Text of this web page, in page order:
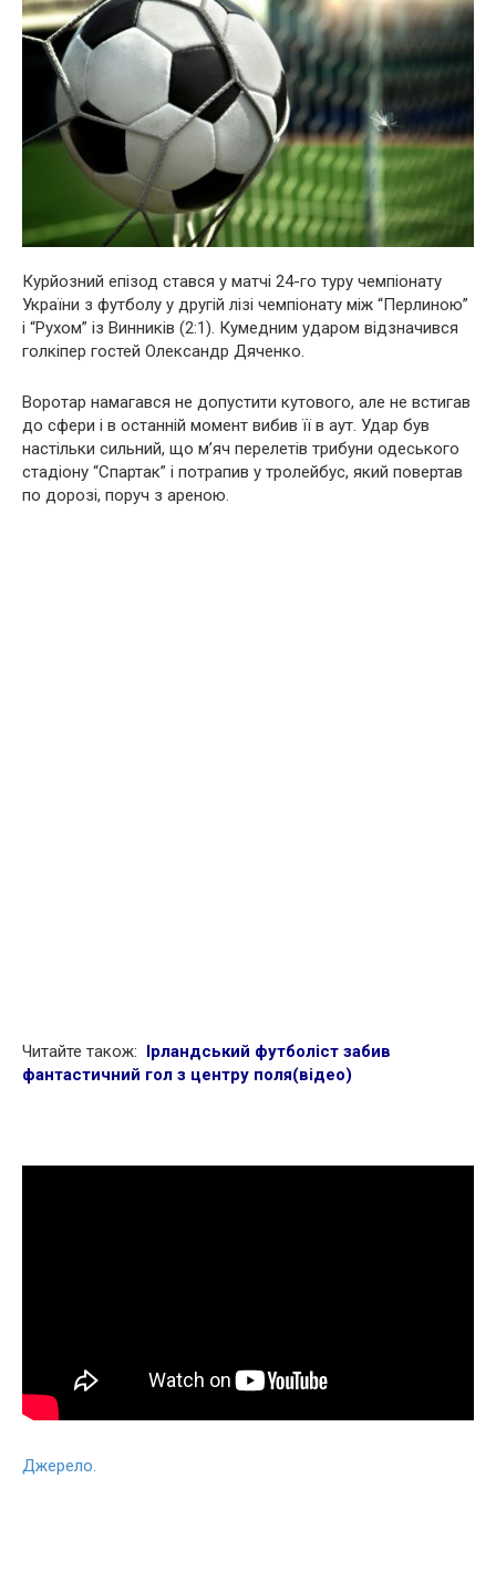
Курйозний епізод стався у матчі 24-го туру чемпіонату
України з футболу у другій лізі чемпіонату між “Перлиною”
і “Рухом” із Винників (2:1). Кумедним ударом відзначився
голкіпер гостей Олександр Дяченко.
Воротар намагався не допустити кутового, але не встигав
до сфери і в останній момент вибив її в аут. Удар був
настільки сильний, що м’яч перелетів трибуни одеського
стадіону “Спартак” і потрапив у тролейбус, який повертав
по дорозі, поруч з ареною.
Читайте також: Ірландський футболіст забив
фантастичний гол з центру поля(відео)
Джерело.